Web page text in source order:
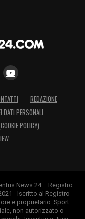
REDAZIONE
DATI PERSONALI
POLICY)
News 24 – Registro
- Iscritto al Registro
e proprietario: Sport
non autorizzato o